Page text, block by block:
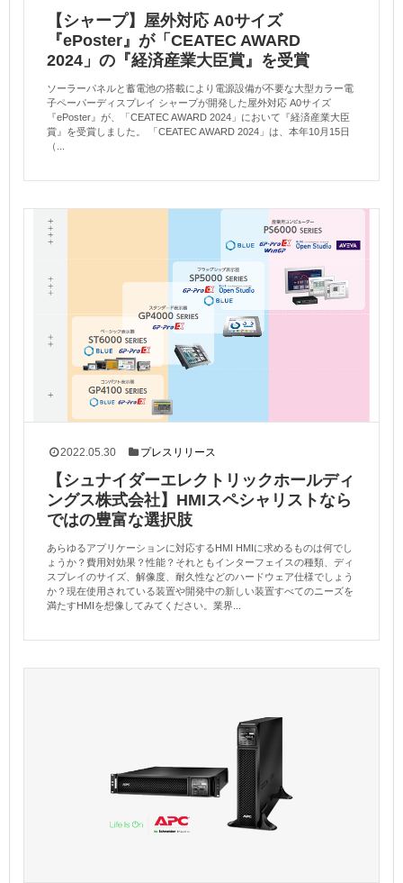
【シャープ】屋外対応 A0サイズ
『ePoster』が「CEATEC AWARD
2024」の『経済産業大臣賞』を受賞
ソーラーパネルと蓄電池の搭載により電源設備が不要な大型カラー電
子ペーパーディスプレイ シャープが開発した屋外対応 A0サイズ
『ePoster』が、「CEATEC AWARD 2024」において『経済産業大臣
賞』を受賞しました。 「CEATEC AWARD 2024」は、本年10月15日
（...
2022.05.30 プレスリリース
【シュナイダーエレクトリックホールディ
ングス株式会社】HMIスペシャリストなら
ではの豊富な選択肢
あらゆるアプリケーションに対応するHMI HMIに求めるものは何でし
ょうか？費用対効果？性能？それともインターフェイスの種類、ディ
スプレイのサイズ、解像度、耐久性などのハードウェア仕様でしょう
か？現在使用されている装置や開発中の新しい装置すべてのニーズを
満たすHMIを想像してみてください。業界...